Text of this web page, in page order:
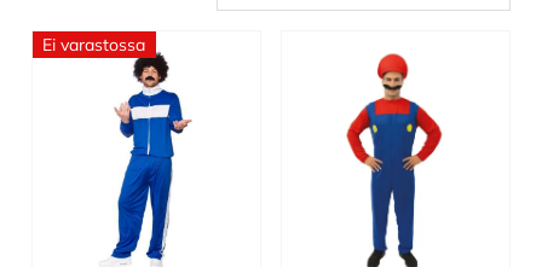
Ei varastossa
Tällä
tuotteella
muunnelma.